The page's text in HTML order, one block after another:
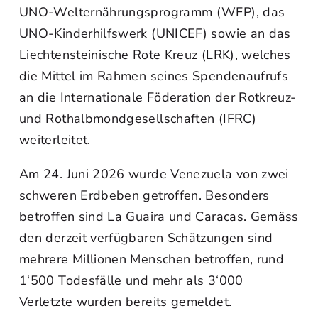
UNO-Welternährungsprogramm (WFP), das
UNO-Kinderhilfswerk (UNICEF) sowie an das
Liechtensteinische Rote Kreuz (LRK), welches
die Mittel im Rahmen seines Spendenaufrufs
an die Internationale Föderation der Rotkreuz-
und Rothalbmondgesellschaften (IFRC)
weiterleitet.
Am 24. Juni 2026 wurde Venezuela von zwei
schweren Erdbeben getroffen. Besonders
betroffen sind La Guaira und Caracas. Gemäss
den derzeit verfügbaren Schätzungen sind
mehrere Millionen Menschen betroffen, rund
1‘500 Todesfälle und mehr als 3‘000
Verletzte wurden bereits gemeldet.